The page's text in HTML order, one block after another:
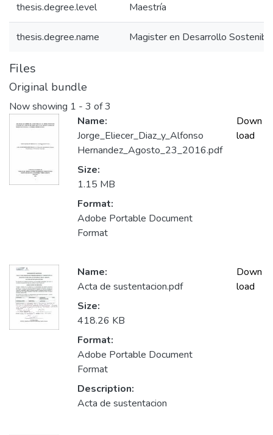
thesis.degree.level Maestría
thesis.degree.name Magister en Desarrollo
Files
Original bundle
Now showing 1 - 3 of 3
Name:
Jorge_Eliecer_Diaz_y_Alfonso
Hernandez_Agosto_23_2016.pdf
Size:
1.15 MB
Format:
Adobe Portable Document
Format
Down
load
Name:
Acta de sustentacion.pdf
Size:
418.26 KB
Format:
Adobe Portable Document
Format
Description:
Acta de sustentacion
Down
load